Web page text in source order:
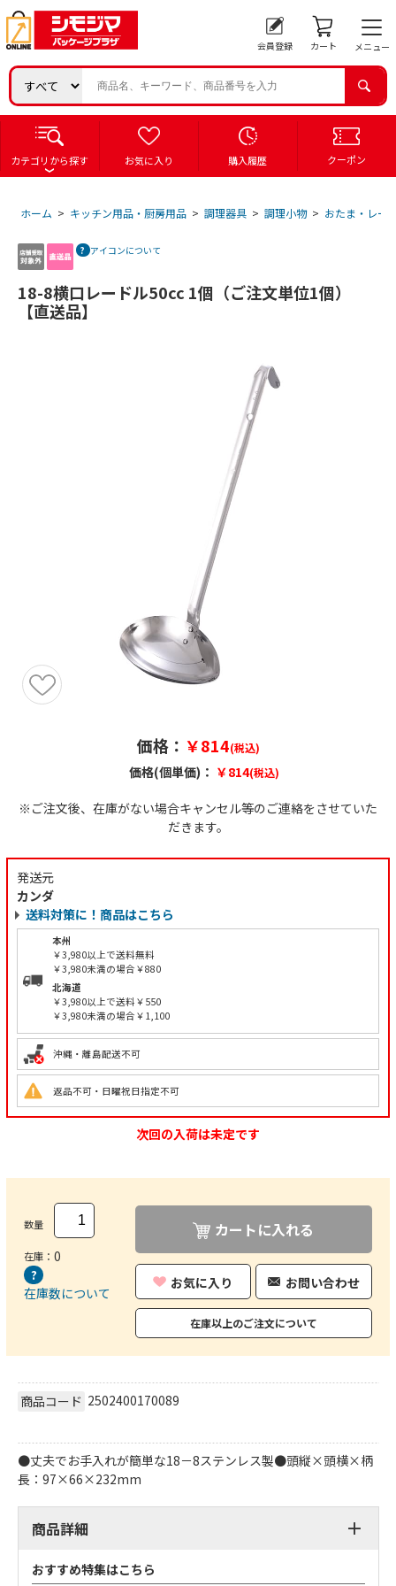
会員登録 カート メニュー
カテゴリから探す お気に入り 購入履歴 クーポン
ホーム > キッチン用品・厨房用品 > 調理器具 > 調理小物 > おたま・レー
アイコンについて
18-8横口レードル50cc 1個（ご注文単位1個）
【直送品】
価格： ￥814(税込)
価格(個単価)： ￥814(税込)
※ご注文後、在庫がない場合キャンセル等のご連絡をさせていた
だきます。
発送元
カンダ
送料対策に！商品はこちら
本州
￥3,980以上で送料無料
￥3,980未満の場合￥880
北海道
￥3,980以上で送料￥550
￥3,980未満の場合￥1,100
沖縄・離島配送不可
返品不可・日曜祝日指定不可
次回の入荷は未定です
数量
在庫： 0
在庫数について
カートに入れる
お気に入り お問い合わせ
在庫以上のご注文について
商品コード 2502400170089
●丈夫でお手入れが簡単な18－8ステンレス製●頭縦×頭横×柄
長：97×66×232mm
商品詳細
おすすめ特集はこちら